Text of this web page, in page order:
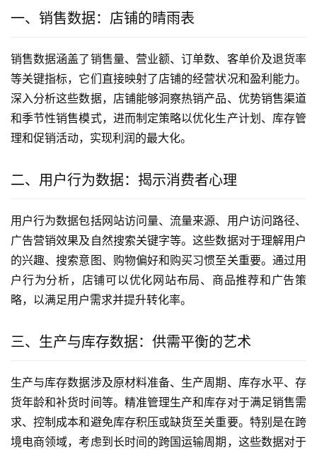
一、销售数据：店铺的晴雨表
销售数据涵盖了销售量、营业额、订单数、客单价及退货率
等关键指标，它们直接映射了店铺的经营状况和盈利能力。
深入分析这些数据，店铺能够洞察热销产品、优势销售渠道
和季节性销售模式，进而制定策略以优化生产计划、库存管
理和促销活动，实现利润的最大化。
二、用户行为数据：揭示消费者心理
用户行为数据包括网站访问量、流量来源、用户访问路径、
广告营销效果及自然搜索关键字等。这些数据对于理解用户
的兴趣、搜索意图、购物偏好和购买习惯至关重要。通过用
户行为分析，店铺可以优化网站布局、商品推荐和广告策
略，以满足用户需求并提升转化率。
三、生产与库存数据：供需平衡的艺术
生产与库存数据涉及原材料准备、生产周期、库存水平、存
货年龄和补货时间等。精准管理生产和库存对于满足销售需
求、控制成本和避免库存积压或缺货至关重要。特别是在跨
境电商领域，考虑到长时间的跨国运输周期，这些数据对于